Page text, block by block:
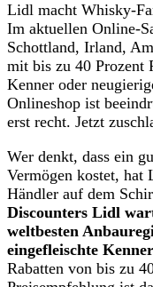
Lidl macht Whisky-
Im aktuellen Online-
Schottland, Irland,
mit bis zu 40 Prozent
Kenner oder
Onlineshop ist
erst recht. Jetzt
Wer denkt, dass ein
Vermögen kostet, hat
Händler auf dem
Discounters Lidl
weltbesten
eingefleischte
Rabatten von bis zu